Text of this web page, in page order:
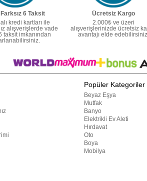
6 Taksit
kredi kartları ile
alışverişlerde vade
taksit imkanından
Ücretsiz Kargo
2.000₺ ve üzeri
alışverişlerinizde ücretsiz
avantajı elde
Popüler Kategoriler
Beyaz Eşya
Mutfak
Banyo
Elektrikli Ev Aleti
Hırdavat
Oto
Boya
Mobilya